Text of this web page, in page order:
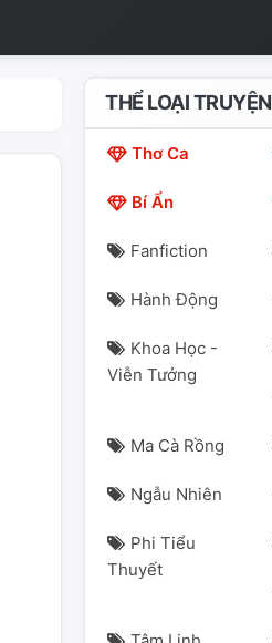
THỂ LOẠI TRUYỆN
Thơ Ca
Bí Ẩn
Fanfiction
Hành Động
Khoa Học -
Viễn Tưởng
Ma Cà Rồng
Ngẫu Nhiên
Phi Tiểu
Thuyết